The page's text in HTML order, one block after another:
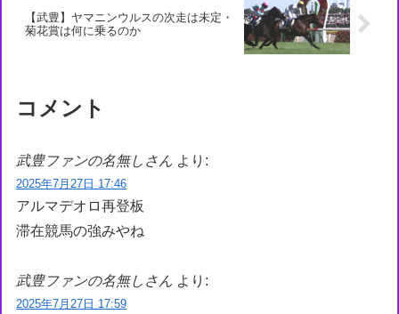
【武豊】ヤマニンウルスの次走は未定・
菊花賞は何に乗るのか
コメント
武豊ファンの名無しさん より:
2025年7月27日 17:46
アルマデオロ再登板
滞在競馬の強みやね
武豊ファンの名無しさん より:
2025年7月27日 17:59